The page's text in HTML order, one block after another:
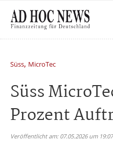
Süss, MicroTec
Süss
Prozent
Veröffentlicht am: 07.05.2026 um